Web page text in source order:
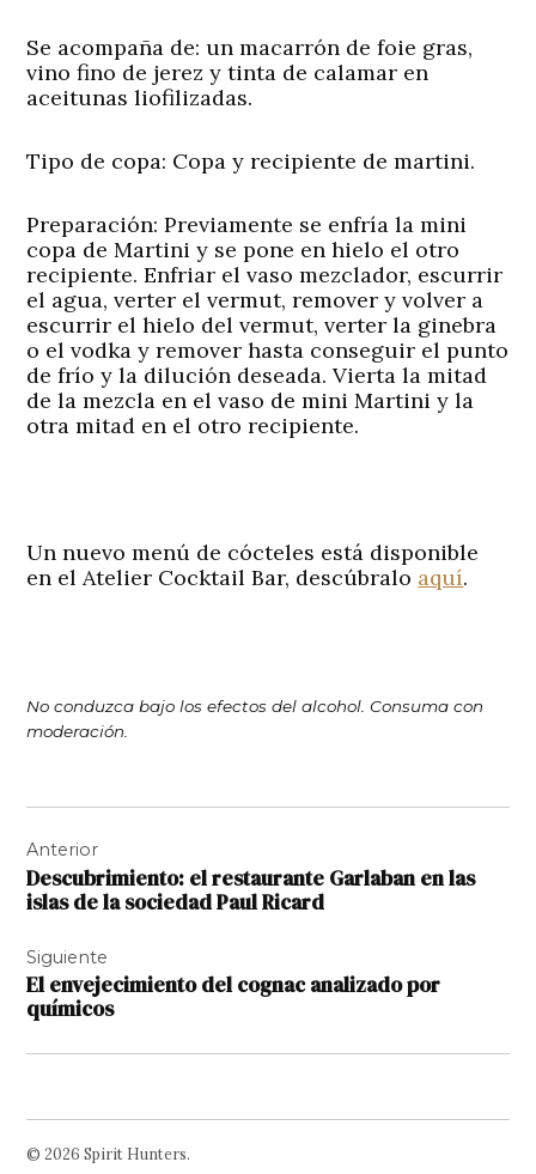
Se acompaña de: un macarrón de foie gras,
vino fino de jerez y tinta de calamar en
aceitunas liofilizadas.
Tipo de copa: Copa y recipiente de martini.
Preparación: Previamente se enfría la mini
copa de Martini y se pone en hielo el otro
recipiente. Enfriar el vaso mezclador, escurrir
el agua, verter el vermut, remover y volver a
escurrir el hielo del vermut, verter la ginebra
o el vodka y remover hasta conseguir el punto
de frío y la dilución deseada. Vierta la mitad
de la mezcla en el vaso de mini Martini y la
otra mitad en el otro recipiente.
Un nuevo menú de cócteles está disponible
en el Atelier Cocktail Bar, descúbralo aquí.
No conduzca bajo los efectos del alcohol. Consuma con
moderación.
de
entradas
Anterior
Descubrimiento: el restaurante Garlaban en las
islas de la sociedad Paul Ricard
Siguiente
El envejecimiento del cognac analizado por
químicos
© 2026 Spirit Hunters.